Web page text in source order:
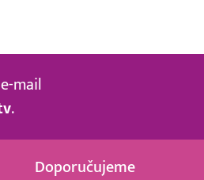
mail
.
Doporučujeme